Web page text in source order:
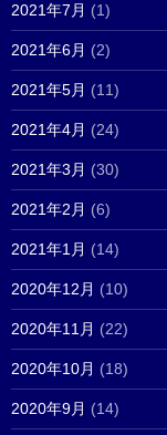
2021年7月 (1)
2021年6月 (2)
2021年5月 (11)
2021年4月 (24)
2021年3月 (30)
2021年2月 (6)
2021年1月 (14)
2020年12月 (10)
2020年11月 (22)
2020年10月 (18)
2020年9月 (14)